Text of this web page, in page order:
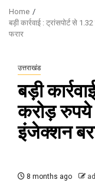
Home
बड़ी कार्रवाई : ट्रांसपोर्ट से
फरार
उत्तराखंड
बड़ी
करोड़
इंजेक्शन
8 months ago